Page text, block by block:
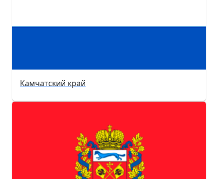
Камчатский край